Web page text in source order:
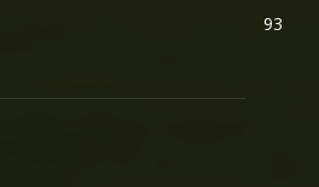
93